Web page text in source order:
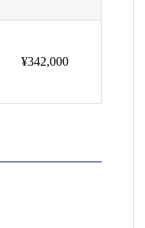
¥342,000